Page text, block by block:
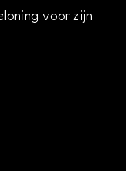
voor zijn